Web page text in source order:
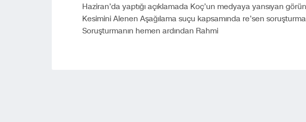
Haziran’da yaptığı açıklamada Koç’un medyaya yansıyan
Kesimini Alenen Aşağılama suçu kapsamında re’sen
Soruşturmanın hemen ardından Rahmi